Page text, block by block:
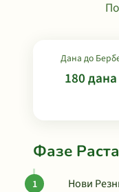
Дана до
180 дана
Фазе Раста
Нови